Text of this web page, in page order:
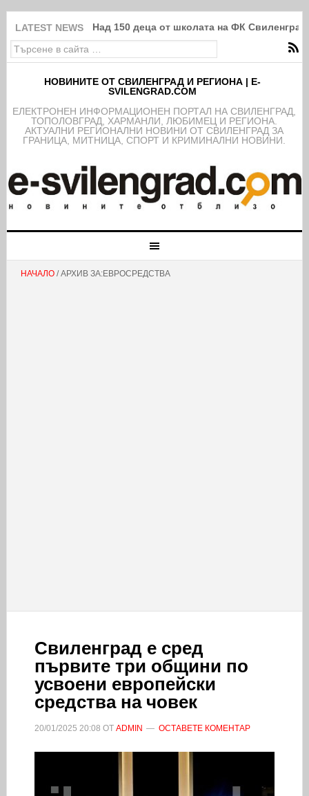
LATEST NEWS Над 150 деца от школата на ФК
НОВИНИТЕ ОТ СВИЛЕНГРАД И РЕГИОНА | E-
SVILENGRAD.COM
EЛЕКТРОНЕН ИНФОРМАЦИОНЕН ПОРТАЛ НА СВИЛЕНГРАД,
ТОПОЛОВГРАД, ХАРМАНЛИ, ЛЮБИМЕЦ И РЕГИОНА.
АКТУАЛНИ РЕГИОНАЛНИ НОВИНИ ОТ СВИЛЕНГРАД ЗА
ГРАНИЦА, МИТНИЦА, СПОРТ И КРИМИНАЛНИ НОВИНИ.
НАЧАЛО/ АРХИВ ЗА:ЕВРОСРЕДСТВА
Свиленград е сред
първите три общини по
усвоени европейски
средства на човек
20/01/2025 20:08 ОТ ADMIN ОСТАВЕТЕ КОМЕНТАР